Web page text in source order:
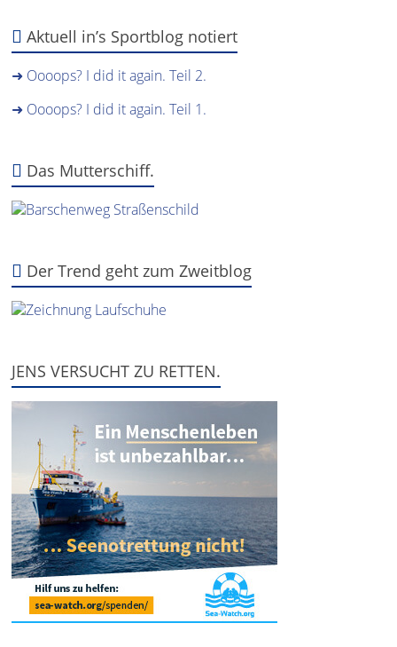
Aktuell in’s Sportblog notiert
➜ Oooops? I did it again. Teil 2.
➜ Oooops? I did it again. Teil 1.
Das Mutterschiff.
Der Trend geht zum Zweitblog
JENS VERSUCHT ZU RETTEN.